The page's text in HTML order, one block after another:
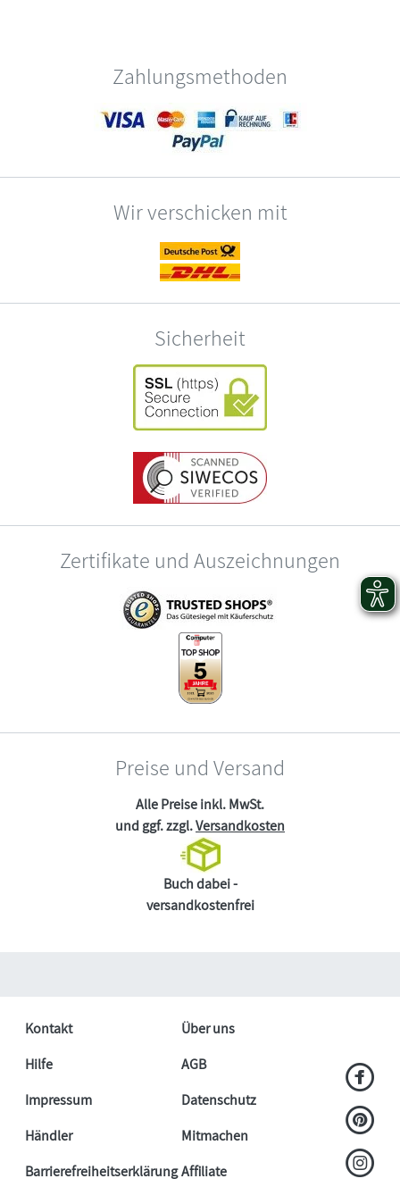
Zahlungsmethoden
Wir verschicken mit
Sicherheit
Zertifikate und Auszeichnungen
Preise und Versand
Alle Preise inkl. MwSt.
und ggf. zzgl.Versandkosten
Buch dabei -
versandkostenfrei
Kontakt
Über uns
Hilfe
AGB
Impressum
Datenschutz
Händler
Mitmachen
BarrierefreiheitserklärungAffiliate